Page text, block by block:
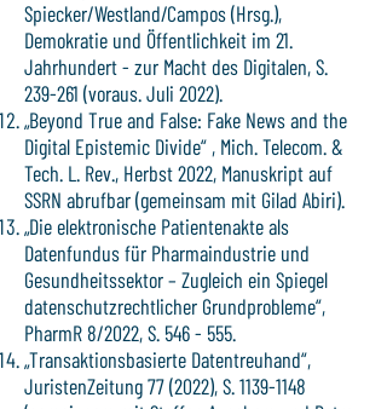
Spiecker/Westland/Campos (Hrsg.),
Demokratie und Öffentlichkeit im 21.
Jahrhundert - zur Macht des Digitalen, S.
239-261 (voraus. Juli 2022).
„Beyond True and False: Fake News and the
Digital Epistemic Divide“ , Mich. Telecom. &
Tech. L. Rev., Herbst 2022, Manuskript auf
SSRN abrufbar (gemeinsam mit Gilad Abiri).
„Die elektronische Patientenakte als
Datenfundus für Pharmaindustrie und
Gesundheitssektor – Zugleich ein Spiegel
datenschutzrechtlicher Grundprobleme“,
PharmR 8/2022, S. 546 - 555.
„Transaktionsbasierte Datentreuhand“,
JuristenZeitung 77 (2022), S.1139-1148